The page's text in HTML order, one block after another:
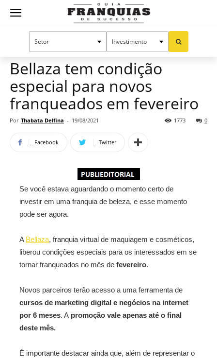
Guia
Mercado de franquias
Bellaza tem condição
especial para novos
franqueados em fevereiro
Por Thabata Delfina - 19/08/2021 0
1773
Facebook Twitter
Se você estava aguardando o momento certo de
investir em uma franquia de beleza, e esse momento
pode ser agora.
A Bellaza, franquia virtual de maquiagem e cosméticos,
liberou condições especiais para os interessados em se
tornar franqueados no mês de fevereiro.
Novos parceiros terão acesso a uma ferramenta de
cursos de marketing digital e negócios na internet
por 6 meses. A promoção vale apenas até o final
deste mês.
É importante destacar ainda que, além de representar o